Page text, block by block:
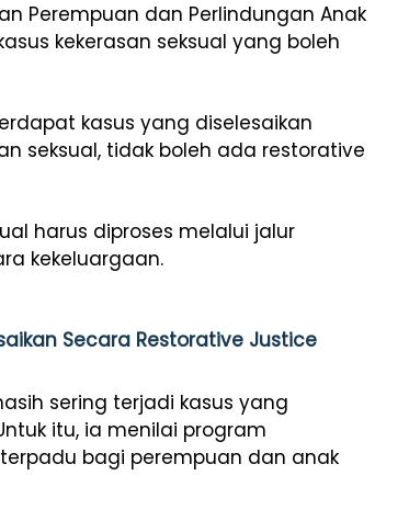
Perempuan dan Perlindungan Anak
kekerasan seksual yang boleh
kasus yang diselesaikan
seksual, tidak boleh ada restorative
harus diproses melalui jalur
kekeluargaan.
Secara Restorative Justice
sering terjadi kasus yang
itu, ia menilai program
bagi perempuan dan anak